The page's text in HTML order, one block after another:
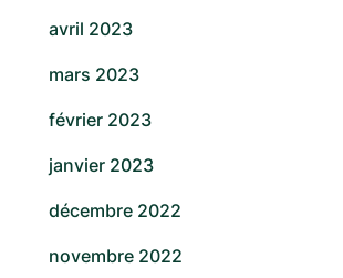
avril 2023
mars 2023
février 2023
janvier 2023
décembre 2022
novembre 2022